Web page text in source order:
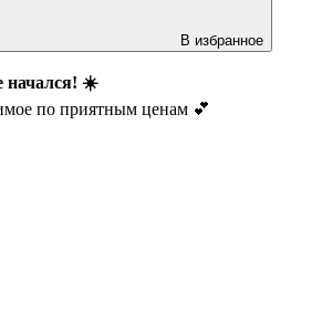
В избранное
начался! ☀️
по приятным ценам 💕